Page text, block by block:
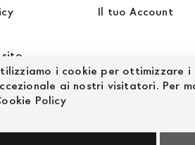
Il tuo Account
i cookie per ottimizzare
ai nostri visitatori. Per
Policy